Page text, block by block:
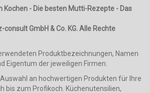
Kochen - Die besten Mutti-Rezepte - Das
GmbH & Co. KG. Alle Rechte
Produktbezeichnungen, Namen
Eigentum der jeweiligen Firmen.
an hochwertigen Produkten für Ihre
bis zum Profikoch. Küchenutensilien,